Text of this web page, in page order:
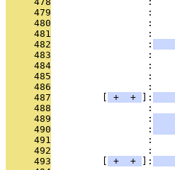
     479
:
     480
:
     481
:
     482
                 :
     483
:
     484
:
     485
:
     486
:
     487
+ + ]:
     488
:
     489
                 :
     490
                 :
     491
:
     492
:
     493
+ + ]: